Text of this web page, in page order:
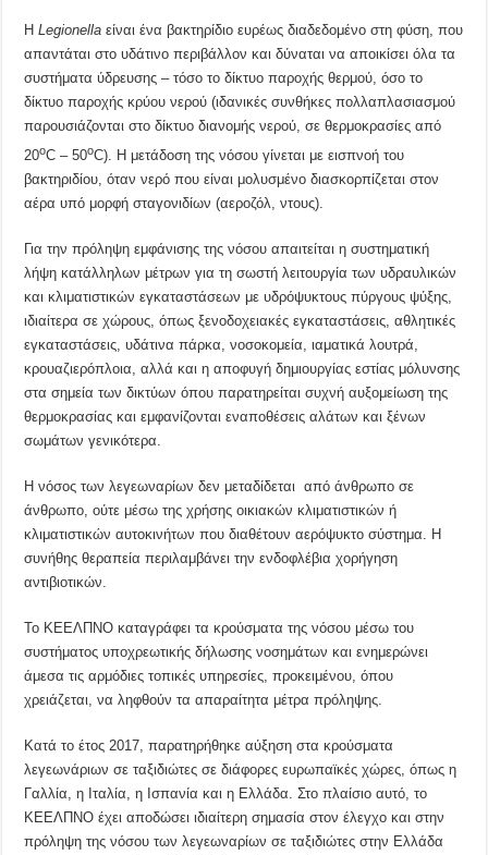
ΗLegionella είναι ένα βακτηρίδιο ευρέως διαδεδομένο στη φύση, που
απαντάται στο υδάτινο περιβάλλον και δύναται να αποικίσει όλα τα
συστήματα ύδρευσης – τόσο το δίκτυο παροχής θερμού, όσο το
δίκτυο παροχής κρύου νερού (ιδανικές συνθήκες πολλαπλασιασμού
παρουσιάζονται στο δίκτυο διανομής νερού, σε θερμοκρασίες από
20οC – 50οC). Η μετάδοση της νόσου γίνεται με εισπνοή του
βακτηριδίου, όταν νερό που είναι μολυσμένο διασκορπίζεται στον
αέρα υπό μορφή σταγονιδίων (αεροζόλ, ντους).
Για την πρόληψη εμφάνισης της νόσου απαιτείται η συστηματική
λήψη κατάλληλων μέτρων για τη σωστή λειτουργία των υδραυλικών
και κλιματιστικών εγκαταστάσεων με υδρόψυκτους πύργους ψύξης,
ιδιαίτερα σε χώρους, όπως ξενοδοχειακές εγκαταστάσεις, αθλητικές
εγκαταστάσεις, υδάτινα πάρκα, νοσοκομεία, ιαματικά λουτρά,
κρουαζιερόπλοια, αλλά και η αποφυγή δημιουργίας εστίας μόλυνσης
στα σημεία των δικτύων όπου παρατηρείται συχνή αυξομείωση της
θερμοκρασίας και εμφανίζονται εναποθέσεις αλάτων και ξένων
σωμάτων γενικότερα.
Η νόσος των λεγεωναρίων δεν μεταδίδεται από άνθρωπο σε
άνθρωπο, ούτε μέσω της χρήσης οικιακών κλιματιστικών ή
κλιματιστικών αυτοκινήτων που διαθέτουν αερόψυκτο σύστημα. Η
συνήθης θεραπεία περιλαμβάνει την ενδοφλέβια χορήγηση
αντιβιοτικών.
Το ΚΕΕΛΠΝΟ καταγράφει τα κρούσματα της νόσου μέσω του
συστήματος υποχρεωτικής δήλωσης νοσημάτων και ενημερώνει
άμεσα τις αρμόδιες τοπικές υπηρεσίες, προκειμένου, όπου
χρειάζεται, να ληφθούν τα απαραίτητα μέτρα πρόληψης.
Κατά το έτος 2017, παρατηρήθηκε αύξηση στα κρούσματα
λεγεωνάριων σε ταξιδιώτες σε διάφορες ευρωπαϊκές χώρες, όπως η
Γαλλία, η Ιταλία, η Ισπανία και η Ελλάδα. Στο πλαίσιο αυτό, το
ΚΕΕΛΠΝΟ έχει αποδώσει ιδιαίτερη σημασία στον έλεγχο και στην
πρόληψη της νόσου των λεγεωναρίων σε ταξιδιώτες στην Ελλάδα